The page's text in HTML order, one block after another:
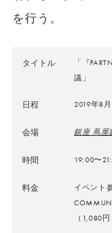
を行う。
タイトル
「『
議」
日程 2019年8月
会場 銀座 蔦屋
時間 19:00〜
料金
イベント
（1,080